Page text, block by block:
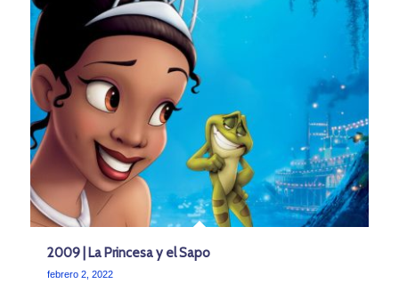
2009 | La Princesa y el Sapo
febrero 2, 2022